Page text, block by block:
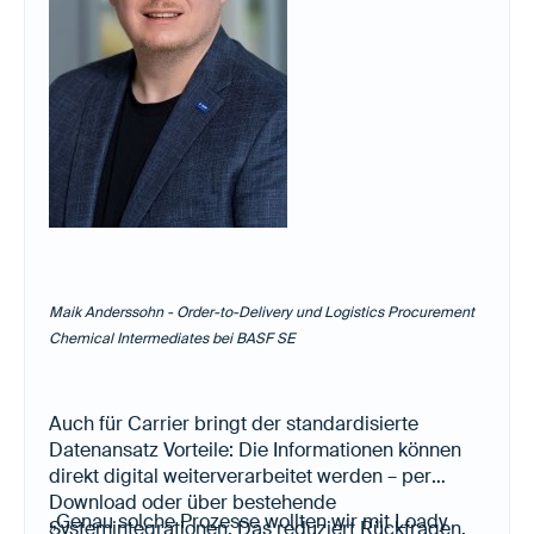
Maik Anderssohn - Order-to-Delivery und Logistics Procurement
Chemical Intermediates bei BASF SE
Auch für Carrier bringt der standardisierte
Datenansatz Vorteile: Die Informationen können
direkt digital weiterverarbeitet werden – per
Download oder über bestehende
„Genau solche Prozesse wollten wir mit Loady